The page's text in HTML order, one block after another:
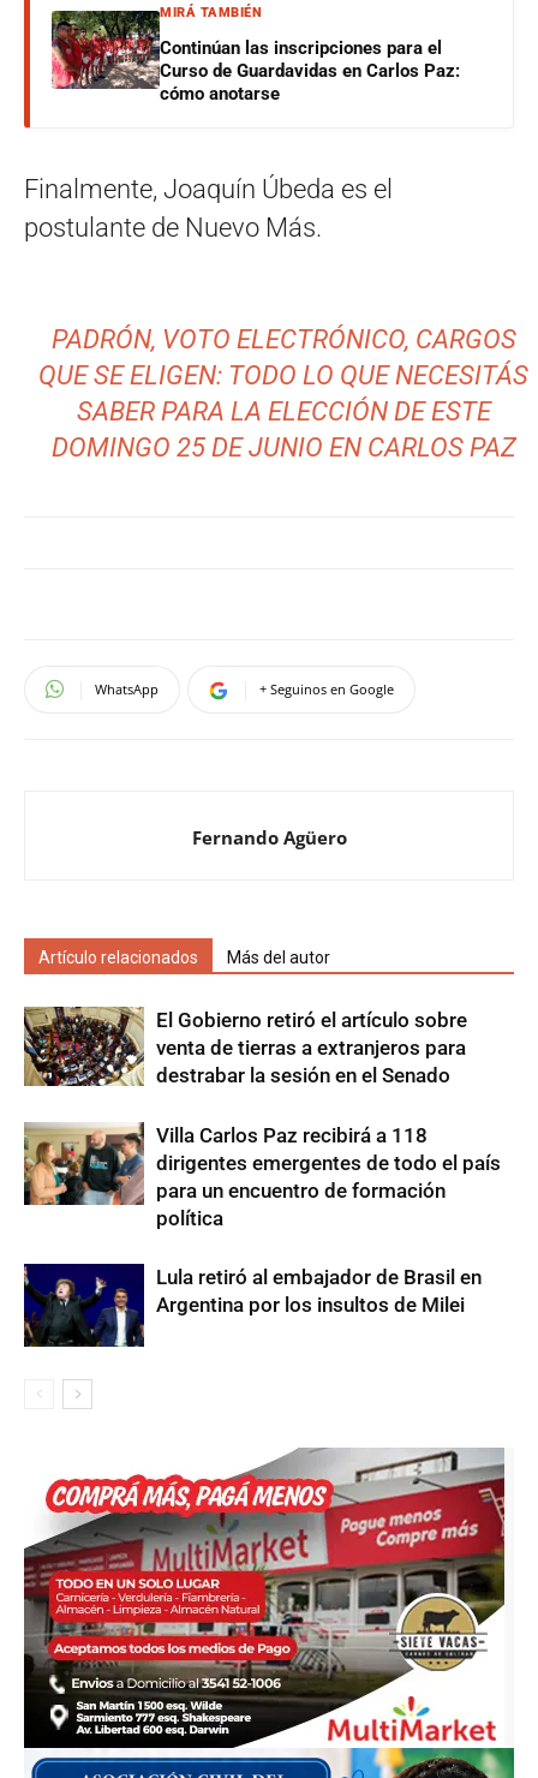
MIRÁ TAMBIÉN
Continúan las inscripciones para el
Curso de Guardavidas en Carlos Paz:
cómo anotarse
Finalmente, Joaquín Úbeda es el
postulante de Nuevo Más.
PADRÓN, VOTO ELECTRÓNICO, CARGOS
QUE SE ELIGEN: TODO LO QUE NECESITÁS
SABER PARA LA ELECCIÓN DE ESTE
DOMINGO 25 DE JUNIO EN CARLOS PAZ
WhatsApp + Seguinos en Google
Fernando Agüero
Artículo relacionados Más del autor
El Gobierno retiró el artículo sobre
venta de tierras a extranjeros para
destrabar la sesión en el Senado
Villa Carlos Paz recibirá a 118
dirigentes emergentes de todo el país
para un encuentro de formación
política
Lula retiró al embajador de Brasil en
Argentina por los insultos de Milei